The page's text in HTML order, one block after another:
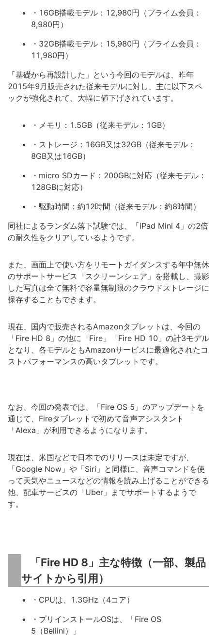
・16GB搭載モデル：12,980円（プライム会員：
8,980円）
・32GB搭載モデル：15,980円（プライム会員：
11,980円）
「基礎から再設計した」という今回のモデルは、昨年
2015年9月販売された従来モデルに対し、主に以下スペ
ックが強化されて、大幅に値下げされています。
・メモリ：1.5GB（従来モデル：1GB）
・ストレージ：16GB又は32GB（従来モデル：
8GB又は16GB）
・micro SDカード：200GBに対応（従来モデル：
128GBに対応）
・駆動時間：約12時間（従来モデル：約8時間）
同社によるランダム落下試験では、「iPad Mini 4」の2倍
の耐久性をクリアしているようです。
また、画面上で使い方をリモートガイダンスする年中無休
のサポートサービス「スクリーンシェア」を搭載し、撮影
した写真は全て無料で容量無制限のクラウドストレージに
保存することもできます。
現在、国内で販売されるAmazonタブレットは、今回の
「Fire HD 8」の他に「Fire」「Fire HD 10」の計3モデル
となり、各モデルともAmazonサービスに最適化されたコ
ストパフォーマンスの高いタブレットです。
なお、今回の発表では、「Fire OS 5」のアップデートを
通じて、Fireタブレットで初めて音声アシスタント
「Alexa」が利用できるようになります。
現在は、米国などで日本でのリリースは未定ですが、
「Google Now」や「Siri」と同様に、音声コマンドを使
って天気やニュースなどの情報を読み上げることができる
他、配車サービスの「Uber」までサポートするようで
す。
「Fire HD 8」主な特徴（一部、製品
サイトから引用）
・CPUは、1.3GHz（4コア）
・プリインストールOSは、「Fire OS
5（Bellini）」